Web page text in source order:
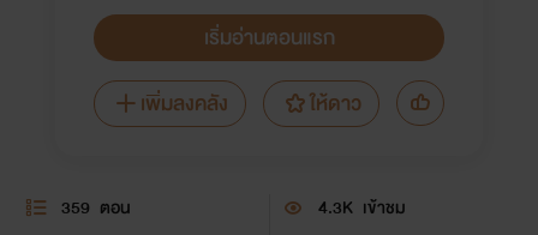
เริ่มอ่านตอนแรก
เพิ่มลงคลัง
ให้ดาว
359 ตอน 4.3K เข้าชม